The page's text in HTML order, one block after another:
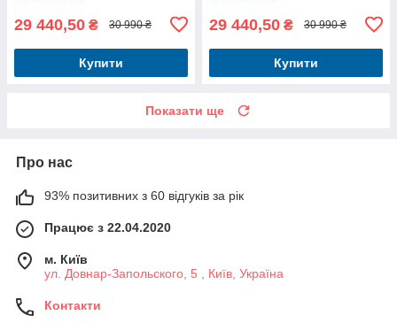
29 440,50 ₴ 30 990 ₴
Купити
29 440,50 ₴ 30 990 ₴
Купити
Показати ще
Про нас
93% позитивних з 60 відгуків за рік
Працює з 22.04.2020
м. Київ
ул. Довнар-Запольского, 5 , Київ, Україна
Контакти